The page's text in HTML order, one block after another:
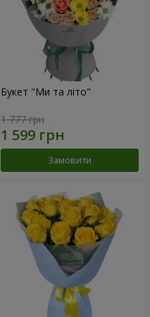
Букет "Ми та літо"
1 777 грн
Замовити